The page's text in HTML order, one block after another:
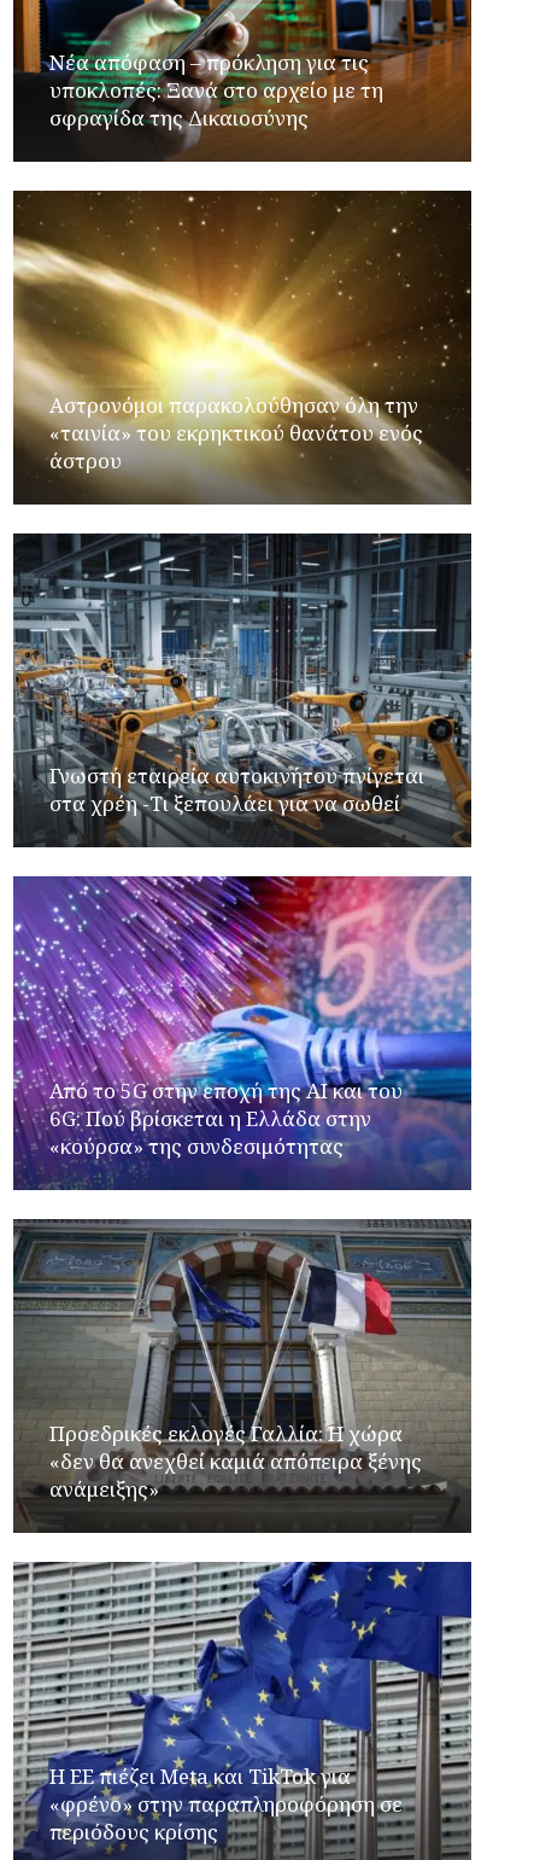
Νέα απόφαση – πρόκληση για τις
υποκλοπές: Ξανά στο αρχείο με τη
σφραγίδα της Δικαιοσύνης
Αστρονόμοι παρακολούθησαν όλη την
«ταινία» του εκρηκτικού θανάτου ενός
άστρου
Γνωστή εταιρεία αυτοκινήτου πνίγεται
στα χρέη -Τι ξεπουλάει για να σωθεί
Από το 5G στην εποχή της AI και του
6G: Πού βρίσκεται η Ελλάδα στην
«κούρσα» της συνδεσιμότητας
Προεδρικές εκλογές Γαλλία: Η χώρα
«δεν θα ανεχθεί καμιά απόπειρα ξένης
ανάμειξης»
Η ΕΕ πιέζει Meta και TikTok για
«φρένο» στην παραπληροφόρηση σε
περιόδους κρίσης